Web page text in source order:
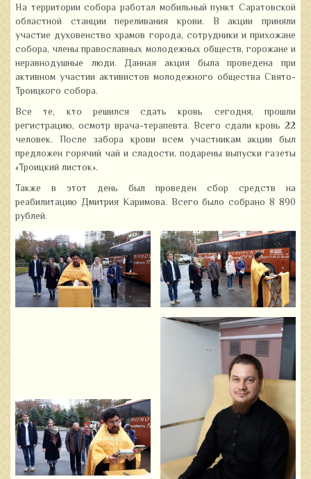
На территории собора работал мобильный пункт Саратовской
областной станции переливания крови. В акции приняли
участие духовенство храмов города, сотрудники и прихожане
собора, члены православных молодежных обществ, горожане и
неравнодушные люди. Данная акция была проведена при
активном участии активистов молодежного общества Свято-
Троицкого собора.
Все те, кто решился сдать кровь сегодня, прошли
регистрацию, осмотр врача-терапевта. Всего сдали кровь 22
человек. После забора крови всем участникам акции был
предложен горячий чай и сладости, подарены выпуски газеты
«Троицкий листок».
Также в этот день был проведен сбор средств на
реабилитацию Дмитрия Каримова. Всего было собрано 8 890
рублей.